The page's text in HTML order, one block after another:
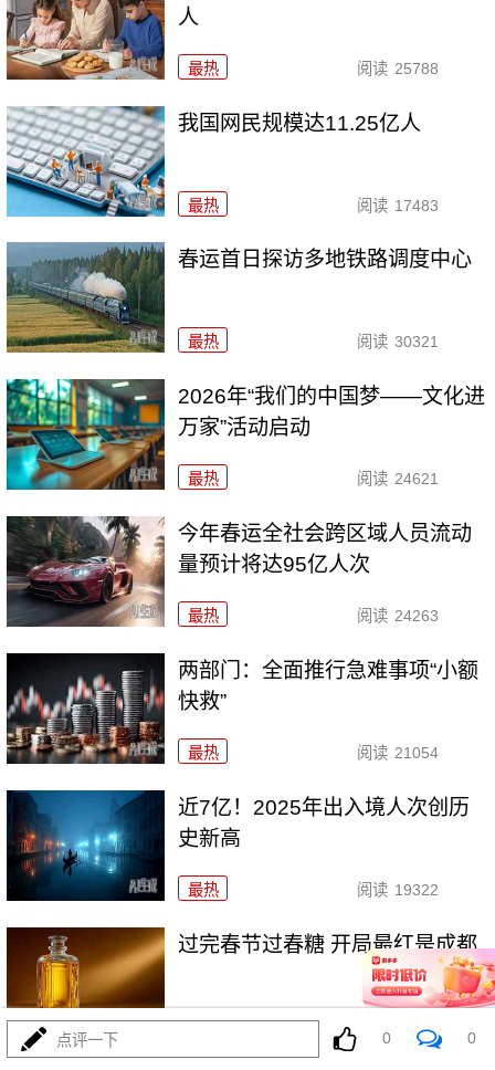
人
最热 阅读 25788
我国网民规模达11.25亿人
最热 阅读 17483
春运首日探访多地铁路调度中心
最热 阅读 30321
2026年“我们的中国梦——文化进
万家”活动启动
最热 阅读 24621
今年春运全社会跨区域人员流动
量预计将达95亿人次
最热 阅读 24263
两部门：全面推行急难事项“小额
快救”
最热 阅读 21054
近7亿！2025年出入境人次创历
史新高
最热 阅读 19322
过完春节过春糖 开局最红是成都
最热 23844
点评一下 0 0